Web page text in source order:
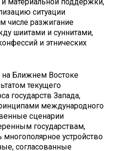
материальной поддержки,
ситуации
числе разжигание
шиитами и суннитами,
и этнических
на Ближнем Востоке
текущего
государств Запада,
международного
сценарии
государствам,
устройство
согласованные